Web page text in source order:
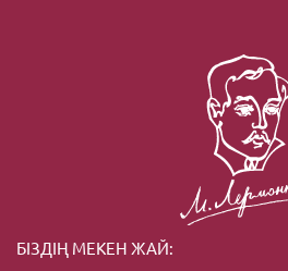
БІЗДІҢ МЕКЕН ЖАЙ: